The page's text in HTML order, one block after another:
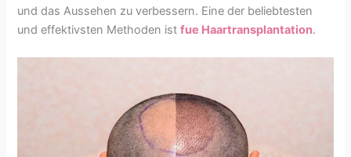
und das Aussehen zu verbessern. Eine der beliebtesten
und effektivsten Methoden istfue Haartransplantation.